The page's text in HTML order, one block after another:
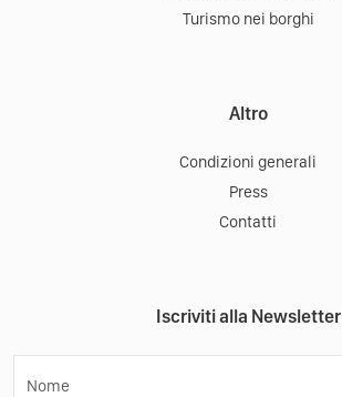
Turismo nei borghi
Altro
Condizioni generali
Press
Contatti
Iscriviti alla Newsletter
Nome